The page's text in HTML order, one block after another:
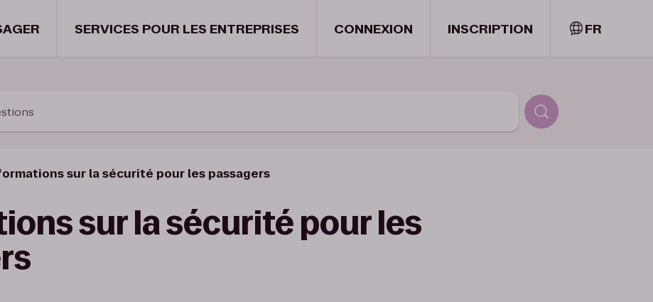
SERVICES POUR LES ENTREPRISES CONNEXION INSCRIPTION FR
sur la sécurité pour les passagers
sur la sécurité pour les